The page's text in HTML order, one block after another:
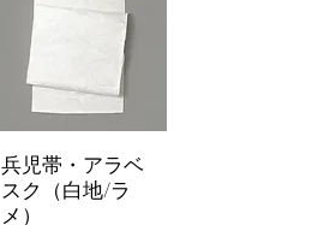
Aperçu rapide
兵児帯・アラベ
スク（白地/ラ
メ）